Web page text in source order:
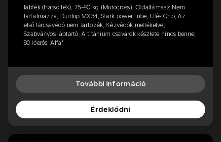
lábfék (hátsó fék), 75-90 kg (Motocross), Oldaltámasz Nem
tartalmazza, Dunlop MX34, Stark power tube, Ülés Grip, Az
első tárcsavédő nem tartozék, Kézvédők mellékelve,
Szabványos lábtartó, A titánium csavarok készlete nincs benne,
80 lóerős 'Alfa'
További információ
Érdeklődni